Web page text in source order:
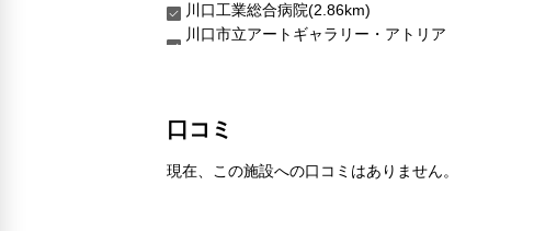
川口工業総合病院(2.86km)
川口市立アートギャラリー・アトリア
口コミ
現在、この施設への口コミはありません。